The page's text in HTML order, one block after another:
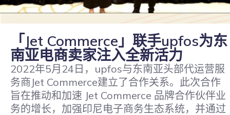
「Jet Commerce」联手upfos为东
南亚电商卖家注入全新活力
2022年5月24日，upfos与东南亚头部代运营服
务商Jet Commerce建立了合作关系。此次合作
旨在推动和加速 Jet Commerce 品牌合作伙伴业
务的增长，加强印尼电子商务生态系统，并通过